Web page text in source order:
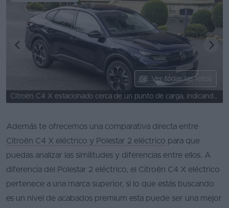
Ver todas las fotos
Citroën C4 X estacionado cerca de un punto de carga, indicando su naturaleza eléctrica.
Además te ofrecemos una comparativa directa entre
Citroën C4 X eléctrico y Polestar 2 eléctrico para que
puedas analizar las similitudes y diferencias entre ellos. A
diferencia del Polestar 2 eléctrico, el Citroën C4 X eléctrico
pertenece a una marca superior, si lo que estás buscando
es un nivel de acabados premium esta puede ser una mejor